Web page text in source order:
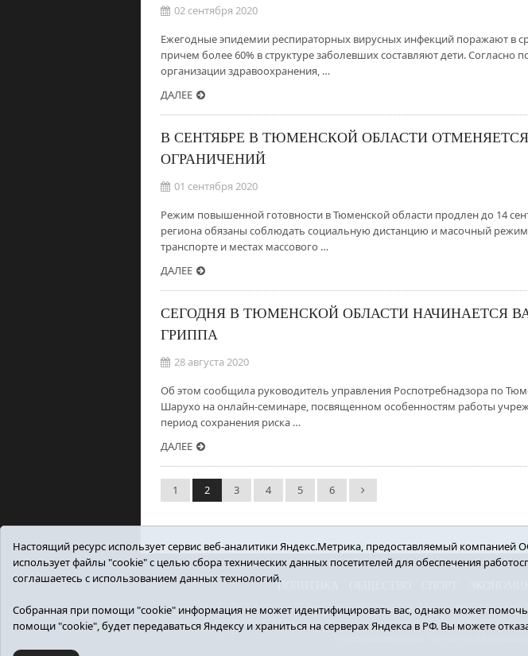
02 сентября 2020
Ежегодные эпидемии респираторных вирусных инфекций поражают в
причем более 60% в структуре заболевших составляют дети. Согласно
организации здравоохранения, …
ДАЛЕЕ
В СЕНТЯБРЕ В ТЮМЕНСКОЙ ОБЛАСТИ
ОГРАНИЧЕНИЙ
01 сентября 2020
Режим повышенной готовности в Тюменской области продлен до 14
региона обязаны соблюдать социальную дистанцию и масочный
транспорте и местах массового …
ДАЛЕЕ
СЕГОДНЯ В ТЮМЕНСКОЙ ОБЛАСТИ НАЧИНАЕТСЯ
ГРИППА
28 августа 2020
Об этом сообщила руководитель управления Роспотребнадзора по
Шарухо на онлайн-семинаре, посвященном особенностям работы
период сохранения риска …
ДАЛЕЕ
1 2 3 4 5 6
ПОЛИТИКА
12+ © 2018 Armizon72.ру. Главный редактор: Мелешко
armizon_gazeta@obl72.ru Регистрационный номер СМИ ЭЛ № ФС77-
Настоящий ресурс использует сервис веб-аналитики Яндекс.Метрика, предоставляемый компанией
использует файлы "cookie" с целью сбора технических данных посетителей для обеспечения
соглашаетесь с использованием данных технологий.
Собранная при помощи "cookie" информация не может идентифицировать вас, однако может
помощи "cookie", будет передаваться Яндексу и храниться на серверах Яндекса в РФ. Вы можете